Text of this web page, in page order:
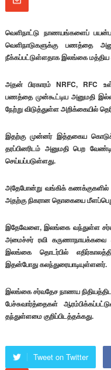
வெளிநாட்டு நாணயங்களைப்
வெளிநாடுகளுக்கு பணத்தை
நீக்கப்பட்டுள்ளதாக இலங்கை மத்திய
அதன் பிரகாரம் NRFC, RFC
பணத்தை முன்கூட்டிய அனுமதி
நேற்று விடுத்துள்ள அறிக்கையில்
இதற்கு முன்னர் இத்தகைய
தரப்பினரிடம் அனுமதி பெற
செய்யப்படுள்ளது.
அதேபோன்று வங்கிக் கணக்குகளில்
அதற்கு நிகரான தொகையை
இதேவேளை, இலங்கை வந்துள்ள
அமைச்சர் ரவி கருணாநாயக்கவை
இலங்கை தொடர்பில்
இதன்போது கலந்துரையாடியுள்ளனர்.
இலங்கை சர்வதேச நாணய
பேச்சுவார்த்தைகள்
தந்துள்ளமை குறிப்பிடத்தக்கது.
Tweet on Twitter